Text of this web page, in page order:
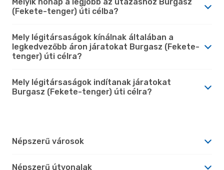
(Fekete-tenger) úti célba?
Mely légitársaságok kínálnak általában a
legkedvezőbb áron járatokat Burgasz (Fekete-
tenger) úti célra?
Mely légitársaságok indítanak járatokat
Burgasz (Fekete-tenger) úti célra?
Népszerű városok
Népszerű útvonalak